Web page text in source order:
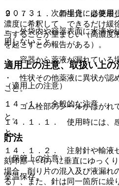
２０．３． 次の場合には使用
・ 外袋内や容器表面に水滴や
用しないこと。
・ 容器から薬液が漏れている
・ 性状その他薬液に異状が認
こと。
・ ゴム栓部のシールがはがれ
と。
貯法
（保管上の注意）
室温保存。
９．７．１． 新生児：必要最
濃度に希釈して、できるだけ緩
与することが望ましい（高濃度
を起こすとの報告がある）。
適用上の注意、取扱い上の
（適用上の注意）
１４．１． 全般的な注意
１４．１．１． 使用時には、
と。
１４．１．２． 注射針や輸液
刻印部（○印）に垂直にゆっく
場合、削り片の混入及び液漏れ
る）、また、針は同一箇所に繰